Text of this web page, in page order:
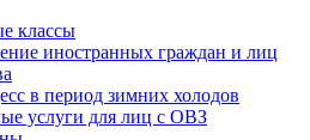
классы
иностранных граждан и лиц
в период зимних холодов
услуги для лиц с ОВЗ